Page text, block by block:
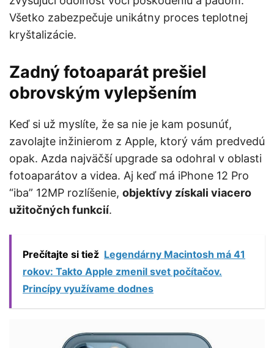
Všetko zabezpečuje unikátny proces teplotnej
kryštalizácie.
Zadný fotoaparát prešiel
obrovským vylepšením
Keď si už myslíte, že sa nie je kam posunúť,
zavolajte inžinierom z Apple, ktorý vám predvedú
opak. Azda najväčší upgrade sa odohral v oblasti
fotoaparátov a videa. Aj keď má iPhone 12 Pro
“iba” 12MP rozlíšenie, objektívy získali viacero
užitočných funkcií.
Prečítajte si tiež Legendárny Macintosh má 41
rokov: Takto Apple zmenil svet počítačov.
Princípy využívame dodnes